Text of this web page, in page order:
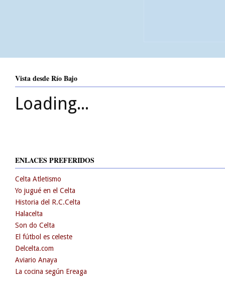
Vista desde Río Bajo
Loading...
ENLACES PREFERIDOS
Celta Atletismo
Yo jugué en el Celta
Historia del R.C.Celta
Halacelta
Son do Celta
El fútbol es celeste
Delcelta.com
Aviario Anaya
La cocina según Ereaga